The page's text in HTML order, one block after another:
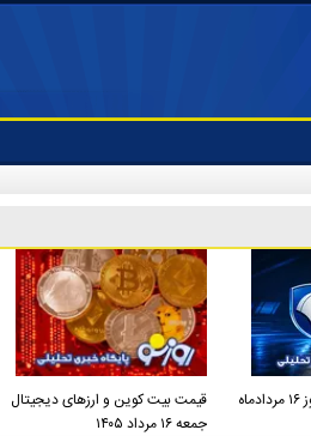
قیمت خودرو در بازر امروز ۱۶ مردادماه
قیمت بیت کوین و ارز‌های دیجیتال
جمعه ۱۶ مرداد ۱۴۰۵